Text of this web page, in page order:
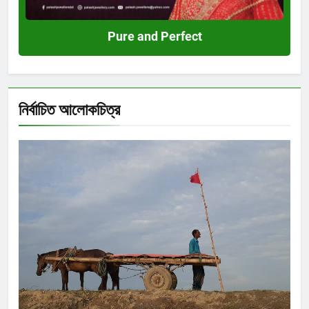
Pure and Perfect
নির্বাচিত আলোকচিত্র
দিব্যেন্দু দ্বীপ
Shahida Sultana